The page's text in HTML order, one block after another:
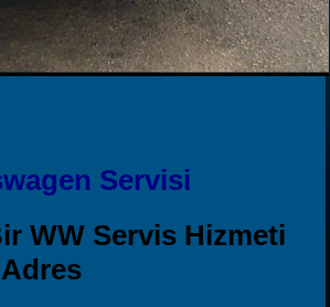
Servisi
WW Servis Hizmeti